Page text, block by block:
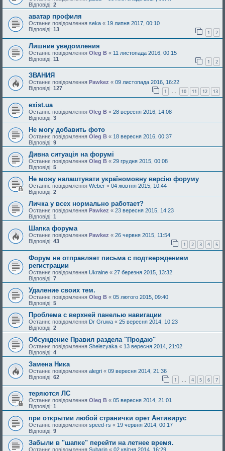
Відповіді: 2
аватар профиля
Останнє повідомлення seka « 19 липня 2017, 00:10
Відповіді: 13 1 2
Лишние уведомления
Останнє повідомлення Oleg B « 11 листопада 2016, 00:15
Відповіді: 11 1 2
ЗВАНИЯ
Останнє повідомлення Pawkez « 09 листопада 2016, 16:22
Відповіді: 127 1 … 10 11 12 13
exist.ua
Останнє повідомлення Oleg B « 28 вересня 2016, 14:08
Відповіді: 3
Не могу добавить фото
Останнє повідомлення Oleg B « 18 вересня 2016, 00:37
Відповіді: 9
Дивна ситуація на форумі
Останнє повідомлення Oleg B « 29 грудня 2015, 00:08
Відповіді: 5
Не можу налаштувати україномовну версію форуму
Останнє повідомлення Weber « 04 жовтня 2015, 10:44
Відповіді: 2
Личка у всех нормально работает?
Останнє повідомлення Pawkez « 23 вересня 2015, 14:23
Відповіді: 1
Шапка форума
Останнє повідомлення Pawkez « 26 червня 2015, 11:54
Відповіді: 43 1 2 3 4 5
Форум не отправляет письма с подтверждением
регистрации
Останнє повідомлення Ukraine « 27 березня 2015, 13:32
Відповіді: 7
Удаление своих тем.
Останнє повідомлення Oleg B « 05 лютого 2015, 09:40
Відповіді: 5
Проблема с верхней панелью навигации
Останнє повідомлення Dr Gruwa « 25 вересня 2014, 10:23
Відповіді: 2
Обсуждение Правил раздела "Продаю"
Останнє повідомлення Shelezyaka « 13 вересня 2014, 21:02
Відповіді: 4
Замена Ника
Останнє повідомлення alegri « 09 вересня 2014, 21:36
Відповіді: 62 1 4 5 6 7
теряются ЛС
Останнє повідомлення Oleg B « 05 вересня 2014, 21:01
Відповіді: 1
при открытии любой странички орет Антивирус
Останнє повідомлення speed-rs « 19 червня 2014, 00:17
Відповіді: 9
Забыли в "шапке" перейти на летнее время.
Останнє повідомлення Subarin « 02 квітня 2014, 16:29